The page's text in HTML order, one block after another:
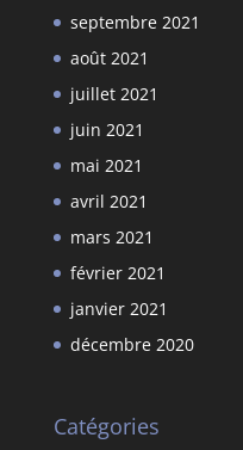
septembre 2021
août 2021
juillet 2021
juin 2021
mai 2021
avril 2021
mars 2021
février 2021
janvier 2021
décembre 2020
Catégories